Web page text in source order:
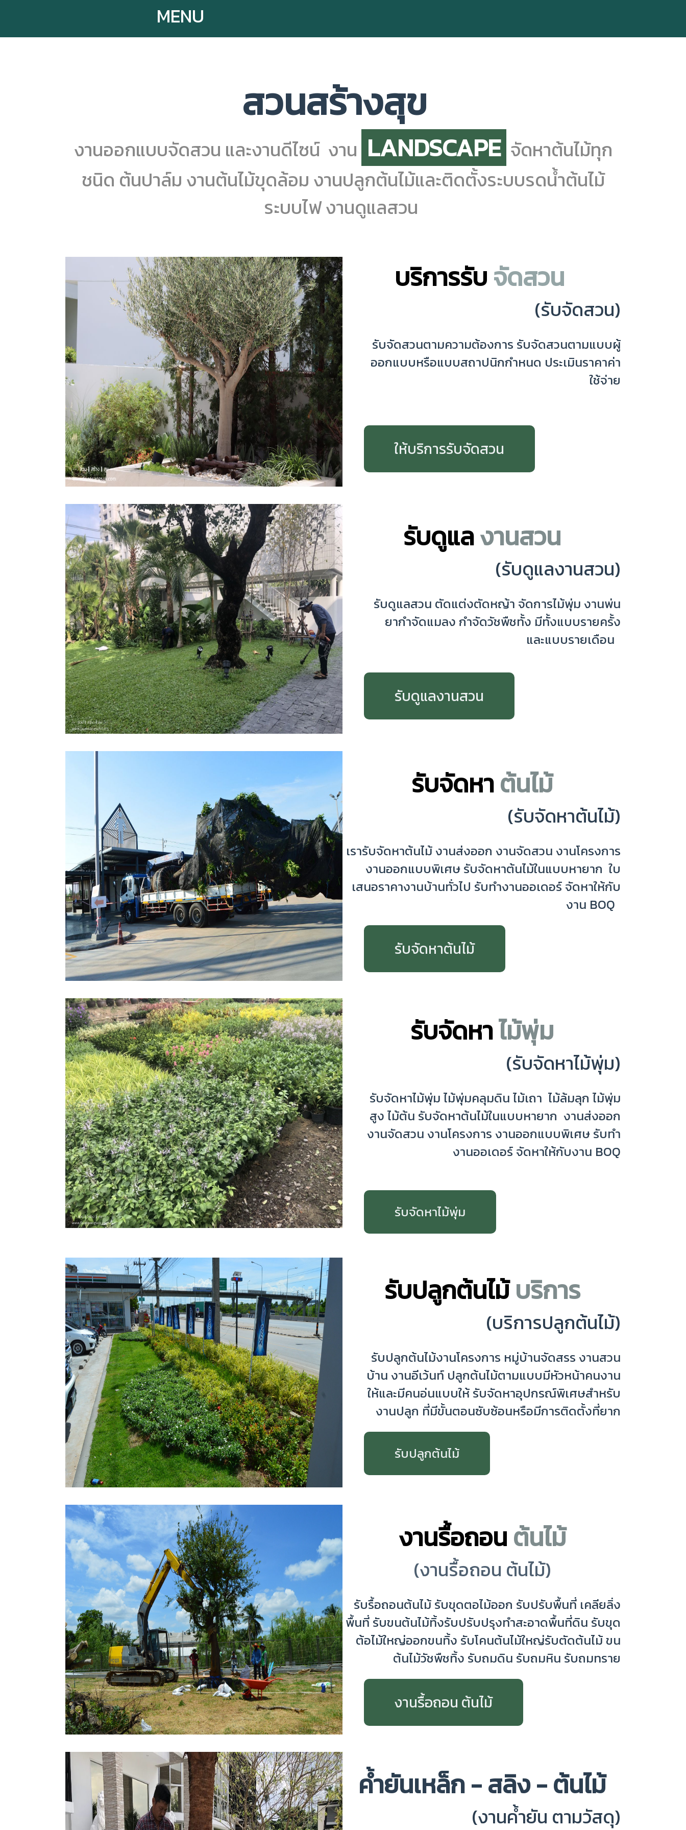
MENU
สวนสร้างสุข
งานออกแบบจัดสวน และงานดีไซน์ งาน LANDSCAPE จัดหาต้นไม้ทุก
ชนิด ต้นปาล์ม งานต้นไม้ขุดล้อม งานปลูกต้นไม้และติดตั้งระบบรดน้ำต้นไม้
ระบบไฟ งานดูแลสวน
บริการรับจัดสวน
(รับจัดสวน)
รับจัดสวนตามความต้องการ รับจัดสวนตามแบบผู้
ออกแบบหรือแบบสถาปนิกกำหนด ประเมินราคาค่า
ใช้จ่าย
ให้บริการรับจัดสวน
รับดูแลงานสวน
(รับดูแลงานสวน)
รับดูแลสวน ตัดแต่งตัดหญ้า จัดการไม้พุ่ม งานพ่น
ยากำจัดแมลง กำจัดวัชพืชทั้ง มีทั้งแบบรายครั้ง
และแบบรายเดือน
รับดูแลงานสวน
รับจัดหาต้นไม้
(รับจัดหาต้นไม้)
เรารับจัดหาต้นไม้ งานส่งออก งานจัดสวน งานโครงการ
งานออกแบบพิเศษ รับจัดหาต้นไม้ในแบบหายาก ใบ
เสนอราคางานบ้านทั่วไป รับทำงานออเดอร์ จัดหาให้กับ
งาน BOQ
รับจัดหาต้นไม้
รับจัดหาไม้พุ่ม
(รับจัดหาไม้พุ่ม)
รับจัดหาไม้พุ่ม ไม้พุ่มคลุมดิน ไม้เถา ไม้ล้มลุก ไม้พุ่ม
สูง ไม้ต้น รับจัดหาต้นไม้ในแบบหายาก งานส่งออก
งานจัดสวน งานโครงการ งานออกแบบพิเศษ รับทำ
งานออเดอร์ จัดหาให้กับงาน BOQ
รับจัดหาไม้พุ่ม
รับปลูกต้นไม้บริการ
(บริการปลูกต้นไม้)
รับปลูกต้นไม้งานโครงการ หมู่บ้านจัดสรร งานสวน
บ้าน งานอีเว้นท์ ปลูกต้นไม้ตามแบบมีหัวหน้าคนงาน
ให้และมีคนอ่นแบบให้ รับจัดหาอุปกรณ์พิเศษสำหรับ
งานปลูก ที่มีขั้นตอนซับซ้อนหรือมีการติดตั้งที่ยาก
รับปลูกต้นไม้
งานรื้อถอนต้นไม้
(งานรื้อถอน ต้นไม้)
รับรื้อถอนต้นไม้ รับขุดตอไม้ออก รับปรับพื้นที่ เคลียลิ่ง
พื้นที่ รับขนต้นไม้ทิ้งรับปรับปรุงทำสะอาดพื้นที่ดิน รับขุด
ต้อไม้ใหญ่ออกขนทิ้ง รับโคนต้นไม้ใหญ่รับตัดต้นไม้ ขน
ต้นไม้วัชพืชทิ้ง รับถมดิน รับถมหิน รับถมทราย
งานรื้อถอน ต้นไม้
ค้ำยันเหล็ก - สลิง - ต้นไม้
(งานค้ำยัน ตามวัสดุ)